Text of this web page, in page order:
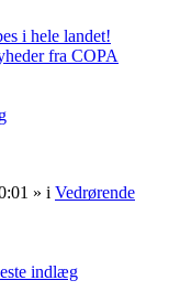
i hele landet!
fra COPA
» i Vedrørende
indlæg